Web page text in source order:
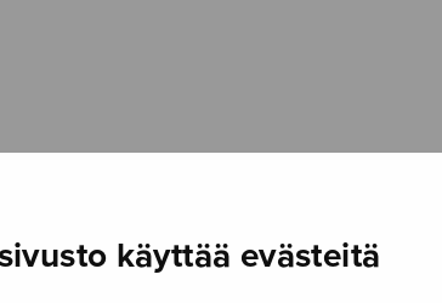
käyttää evästeitä